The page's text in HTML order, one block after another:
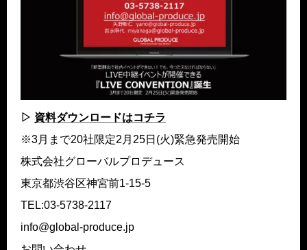
▷ 資料ダウンロードはコチラ
※3⽉まで20社限定2⽉25⽇(⽕)緊急発売開始
株式会社グローバルプロデュース
東京都渋⾕区神宮前1-15-5
TEL:03-5738-2117
info@global-produce.jp